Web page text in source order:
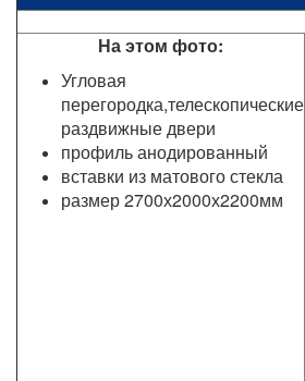
На этом фото:
Угловая
перегородка,телескопические
раздвижные двери
профиль анодированный
вставки из матового стекла
размер 2700х2000х2200мм